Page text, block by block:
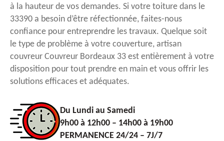
à la hauteur de vos demandes. Si votre toiture dans le
33390 a besoin d’être réfectionnée, faites-nous
confiance pour entreprendre les travaux. Quelque soit
le type de problème à votre couverture, artisan
couvreur Couvreur Bordeaux 33 est entièrement à votre
disposition pour tout prendre en main et vous offrir les
solutions efficaces et adéquates.
Du Lundi au Samedi
9h00 à 12h00 – 14h00 à 19h00
PERMANENCE 24/24 – 7J/7